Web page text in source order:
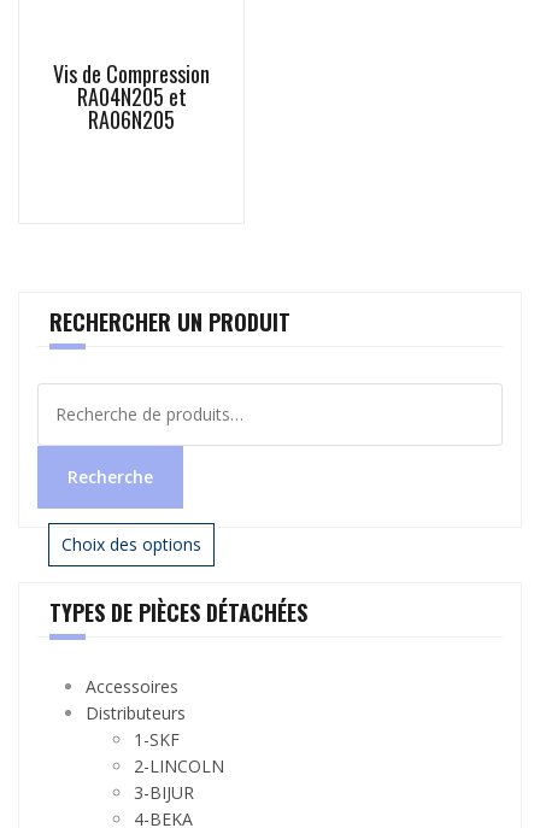
Vis de Compression
RA04N205 et
RA06N205
Choix des options
RECHERCHER UN PRODUIT
pour :
Recherche
TYPES DE PIÈCES DÉTACHÉES
Accessoires
Distributeurs
1-SKF
2-LINCOLN
3-BIJUR
4-BEKA